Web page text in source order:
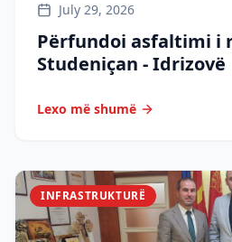
July 29, 2026
Përfundoi asfaltimi i
Studeniçan - Idrizovë
Lexo më shumë
INFRASTRUKTURË